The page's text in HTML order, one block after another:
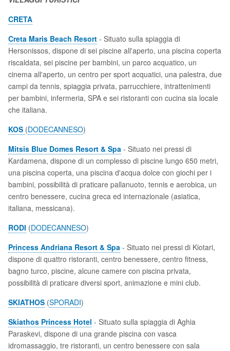
CRETA
Creta Maris Beach Resort - Situato sulla spiaggia di
Hersonissos, dispone di sei piscine all'aperto, una piscina coperta
riscaldata, sei piscine per bambini, un parco acquatico, un
cinema all'aperto, un centro per sport acquatici, una palestra, due
campi da tennis, spiaggia privata, parrucchiere, intrattenimenti
per bambini, infermeria, SPA e sei ristoranti con cucina sia locale
che italiana.
KOS (DODECANNESO)
Mitsis Blue Domes Resort & Spa - Situato nei pressi di
Kardamena, dispone di un complesso di piscine lungo 650 metri,
una piscina coperta, una piscina d'acqua dolce con giochi per i
bambini, possibilità di praticare pallanuoto, tennis e aerobica, un
centro benessere, cucina greca ed internazionale (asiatica,
italiana, messicana).
RODI (DODECANNESO)
Princess Andriana Resort & Spa - Situato nei pressi di Kiotari,
dispone di quattro ristoranti, centro benessere, centro fitness,
bagno turco, piscine, alcune camere con piscina privata,
possibilità di praticare diversi sport, animazione e mini club.
SKIATHOS (SPORADI)
Skiathos Princess Hotel - Situato sulla spiaggia di Aghia
Paraskevi, dispone di una grande piscina con vasca
idromassaggio, tre ristoranti, un centro benessere con sala